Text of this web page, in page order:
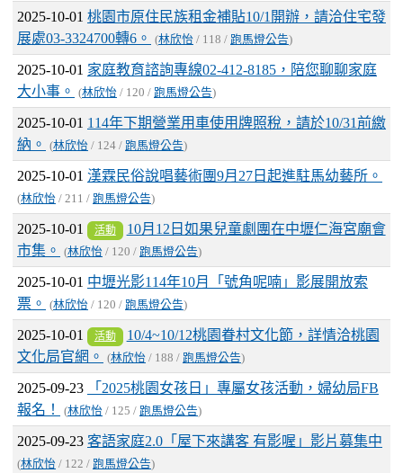
2025-10-01 桃園市原住民族租金補貼10/1開辦，請洽住宅發
展處03-3324700轉6。
(林欣怡 / 118 / 跑馬燈公告)
2025-10-01 家庭教育諮詢專線02-412-8185，陪您聊聊家庭
大小事。
(林欣怡 / 120 / 跑馬燈公告)
2025-10-01 114年下期營業用車使用牌照稅，請於10/31前繳
納。
(林欣怡 / 124 / 跑馬燈公告)
2025-10-01 漢霖民俗說唱藝術團9月27日起進駐馬幼藝所。
(林欣怡 / 211 / 跑馬燈公告)
2025-10-01 活動
10月12日如果兒童劇團在中壢仁海宮廟會
市集。
(林欣怡 / 120 / 跑馬燈公告)
2025-10-01 中壢光影114年10月「號角呢喃」影展開放索
票。
(林欣怡 / 120 / 跑馬燈公告)
2025-10-01 活動
10/4~10/12桃園眷村文化節，詳情洽桃園
文化局官網。
(林欣怡 / 188 / 跑馬燈公告)
2025-09-23
「2025桃園女孩日」專屬女孩活動，婦幼局FB
報名！
(林欣怡 / 125 / 跑馬燈公告)
2025-09-23 客語家庭2.0「屋下來講客 有影喔」影片募集中
(林欣怡 / 122 / 跑馬燈公告)